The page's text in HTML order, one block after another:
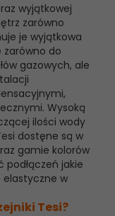
wyjątkowej
zarówno
je wyjątkowa
zarówno do
gazowych, ale
Wysoką
ilości wody
dostęne są w
gamie kolorów
podłączeń jakie
elastyczne w
Tesi?